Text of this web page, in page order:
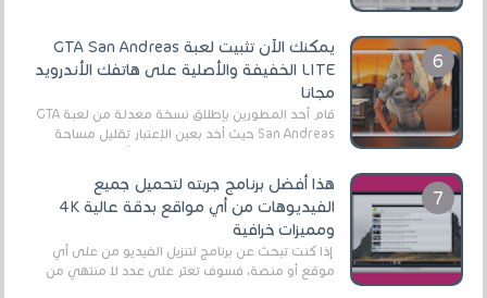
يمكنك الآن تثبيت لعبة GTA San Andreas
LITE الخفيفة والأصلية على هاتفك الأندرويد
مجانا
قام أحد المطورين بإطلاق نسخة معدلة من لعبة GTA
San Andreas حيث أخد بعين الإعتبار تقليل مساحة
هذا أفضل برنامج جربته لتحميل جميع
الفيديوهات من أي مواقع بدقة عالية 4K
ومميزات خرافية
إذا كنت تبحث عن برنامج لتنزيل الفيديو من على أي
موقع أو منصة، فسوف تعثر على عدد لا منتهي من